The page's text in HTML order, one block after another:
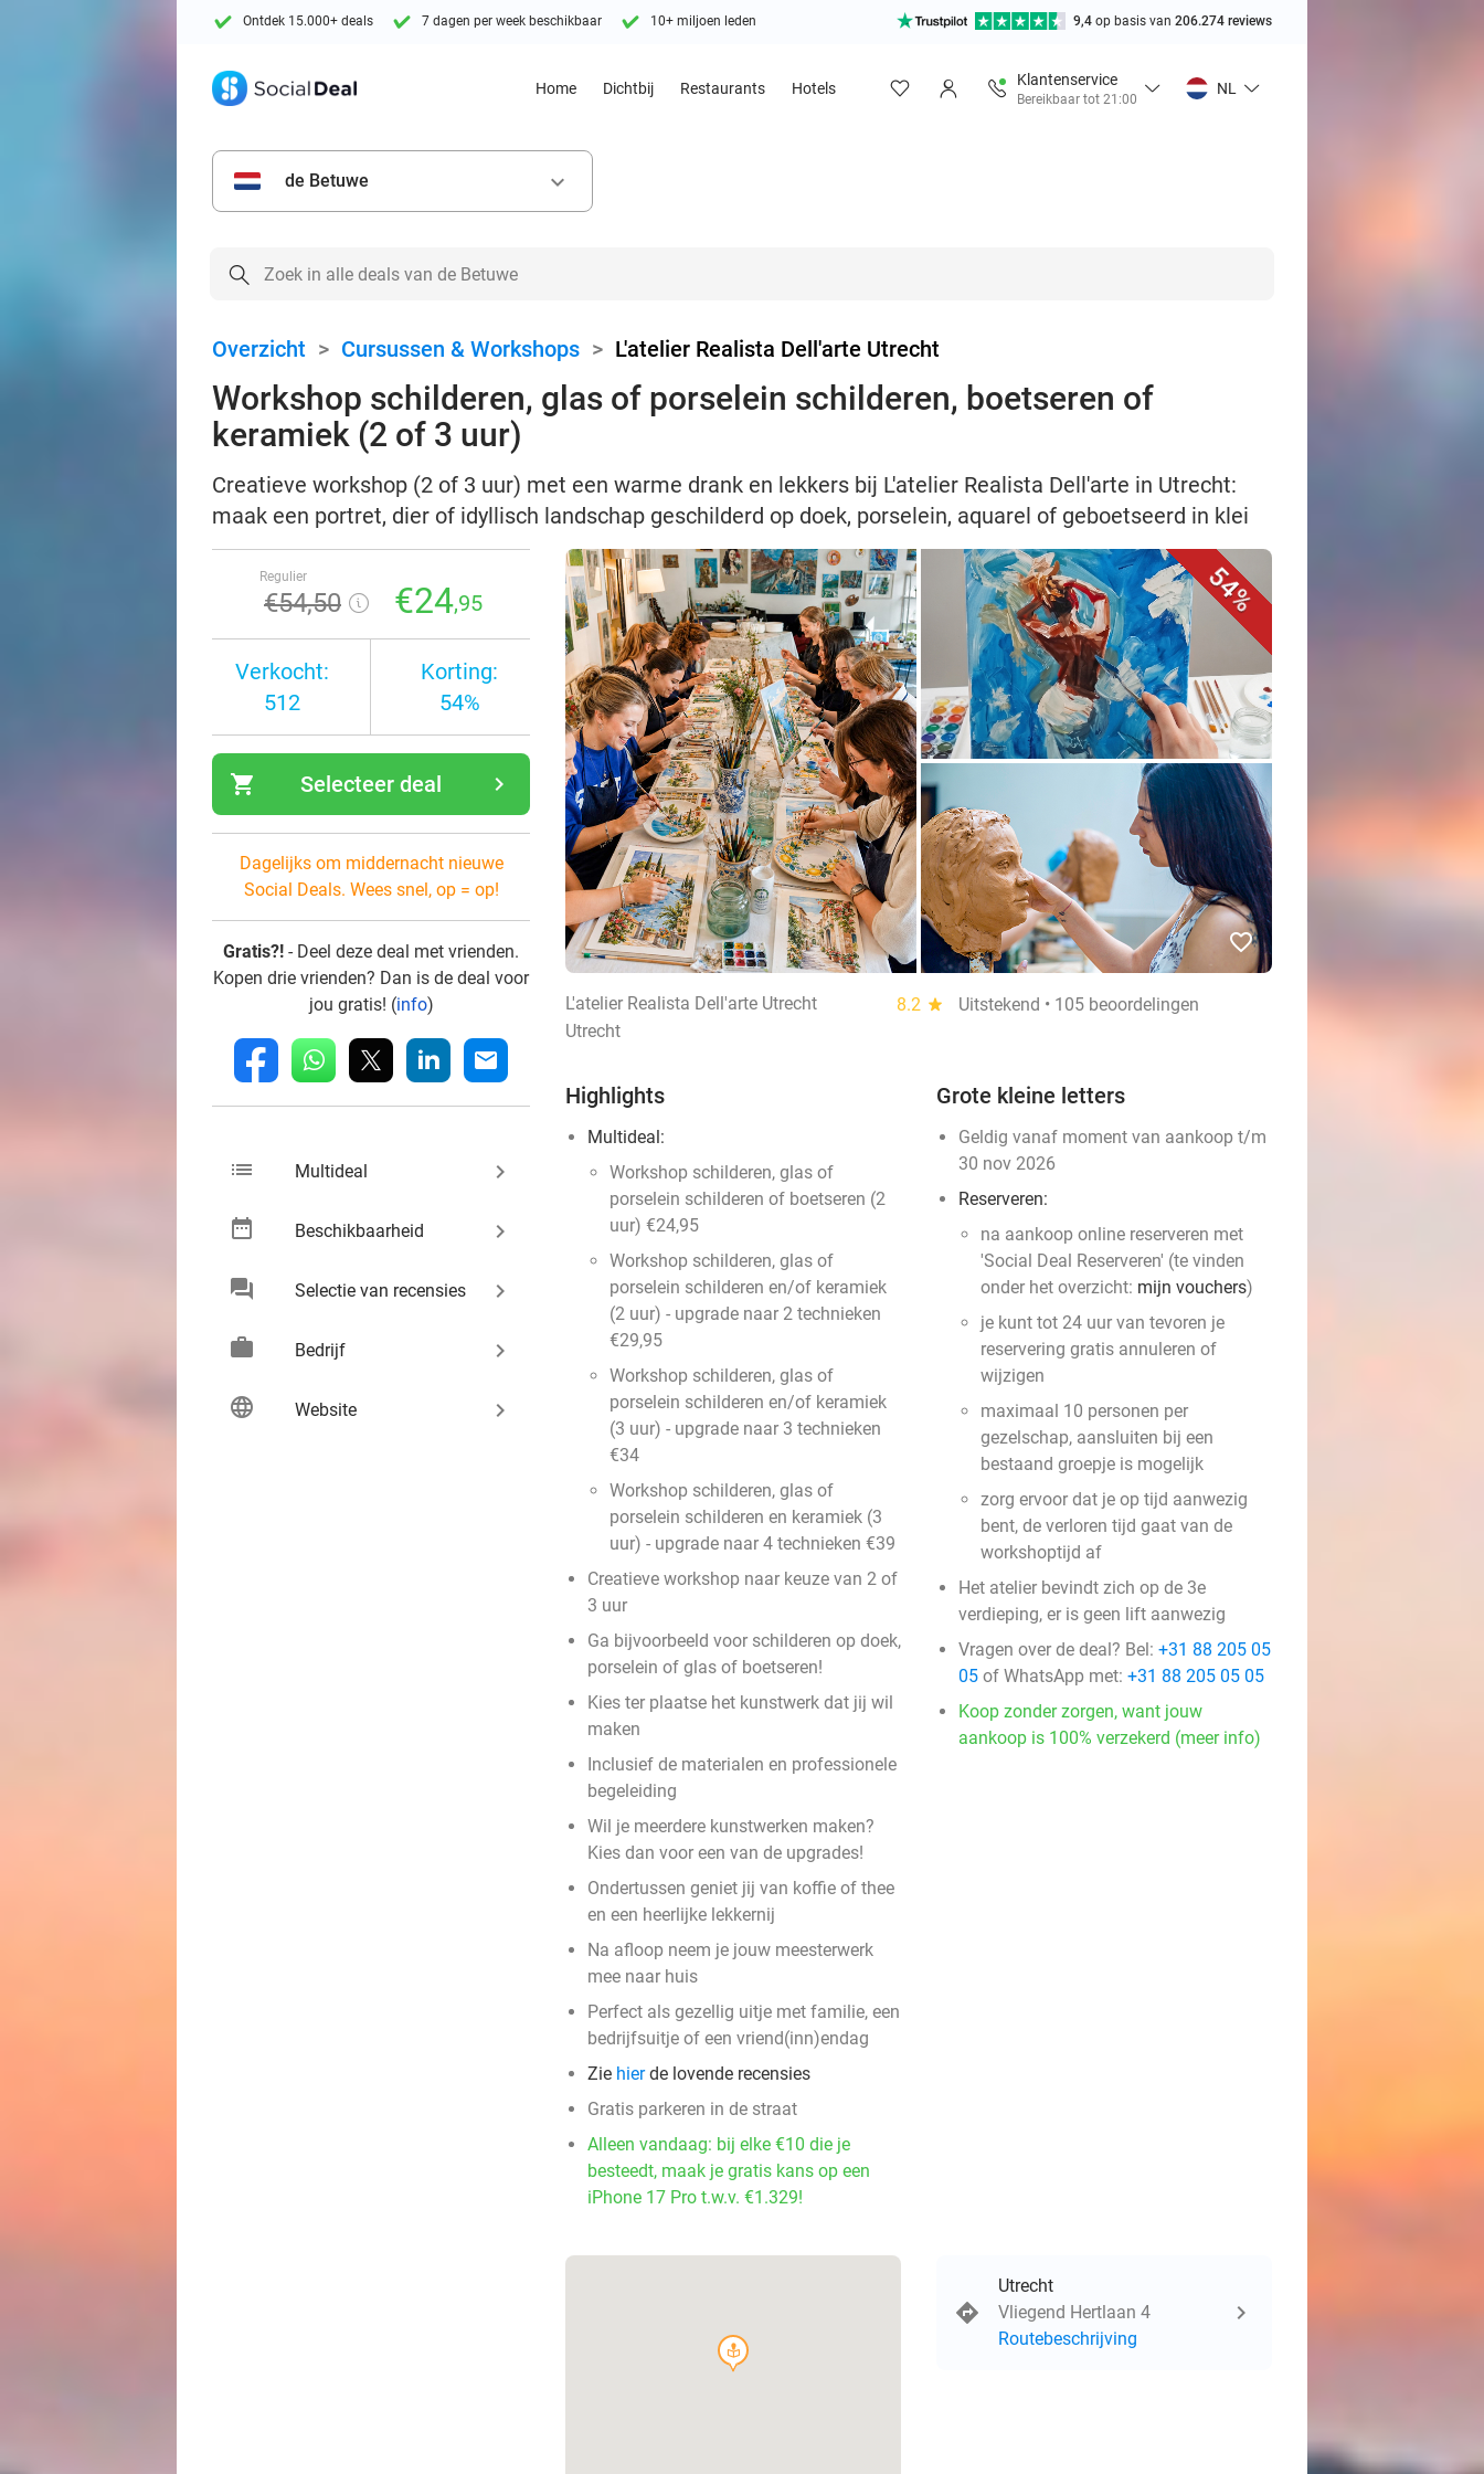
Ontdek 15.000+ deals 7 dagen per week beschikbaar 10+ miljoen leden 9,4 op basis van 206.274 reviews
Home Dichtbij Restaurants Hotels
Klantenservice
Bereikbaar tot 21:00
NL
de Betuwe keyboard_arrow_down
Overzicht > Cursussen & Workshops > L'atelier Realista Dell'arte Utrecht
Workshop schilderen, glas of porselein schilderen, boetseren of
keramiek (2 of 3 uur)
Creatieve workshop (2 of 3 uur) met een warme drank en lekkers bij L'atelier Realista Dell'arte in Utrecht:
maak een portret, dier of idyllisch landschap geschilderd op doek, porselein, aquarel of geboetseerd in klei
Regulier
€54,50 €24,95
Verkocht:
512
Korting:
54%
shopping_cart navigate_next
Selecteer deal
Dagelijks om middernacht nieuwe
Social Deals. Wees snel, op = op!
Gratis?! - Deel deze deal met vrienden.
Kopen drie vrienden? Dan is de deal voor
jou gratis! (info)
fb whatsapp linkedin mail
list Multideal keyboard_arrow_right
date_range Beschikbaarheid keyboard_arrow_right
chat Selectie van recensies keyboard_arrow_right
work Bedrijf keyboard_arrow_right
language Website keyboard_arrow_right
54%
favorite_border
L'atelier Realista Dell'arte Utrecht 8.2 star
Uitstekend • 105 beoordelingen
Utrecht
Highlights
Multideal:
Workshop schilderen, glas of
porselein schilderen of boetseren (2
uur) €24,95
Workshop schilderen, glas of
porselein schilderen en/of keramiek
(2 uur) - upgrade naar 2 technieken
€29,95
Workshop schilderen, glas of
porselein schilderen en/of keramiek
(3 uur) - upgrade naar 3 technieken
€34
Workshop schilderen, glas of
porselein schilderen en keramiek (3
uur) - upgrade naar 4 technieken €39
Creatieve workshop naar keuze van 2 of
3 uur
Ga bijvoorbeeld voor schilderen op doek,
porselein of glas of boetseren!
Kies ter plaatse het kunstwerk dat jij wil
maken
Inclusief de materialen en professionele
begeleiding
Wil je meerdere kunstwerken maken?
Kies dan voor een van de upgrades!
Ondertussen geniet jij van koffie of thee
en een heerlijke lekkernij
Na afloop neem je jouw meesterwerk
mee naar huis
Perfect als gezellig uitje met familie, een
bedrijfsuitje of een vriend(inn)endag
Zie hierde lovende recensies
Gratis parkeren in de straat
Alleen vandaag: bij elke €10 die je
besteedt, maak je gratis kans op een
iPhone 17 Pro t.w.v. €1.329!
Grote kleine letters
Geldig vanaf moment van aankoop t/m
30 nov 2026
Reserveren:
na aankoop online reserveren met
'Social Deal Reserveren' (te vinden
onder het overzicht: mijn vouchers)
je kunt tot 24 uur van tevoren je
reservering gratis annuleren of
wijzigen
maximaal 10 personen per
gezelschap, aansluiten bij een
bestaand groepje is mogelijk
zorg ervoor dat je op tijd aanwezig
bent, de verloren tijd gaat van de
workshoptijd af
Het atelier bevindt zich op de 3e
verdieping, er is geen lift aanwezig
Vragen over de deal? Bel: +31 88 205 05
05 of WhatsApp met: +31 88 205 05 05
Koop zonder zorgen, want jouw
aankoop is 100% verzekerd (meer info)
course
Utrecht
Vliegend Hertlaan 4
Routebeschrijving